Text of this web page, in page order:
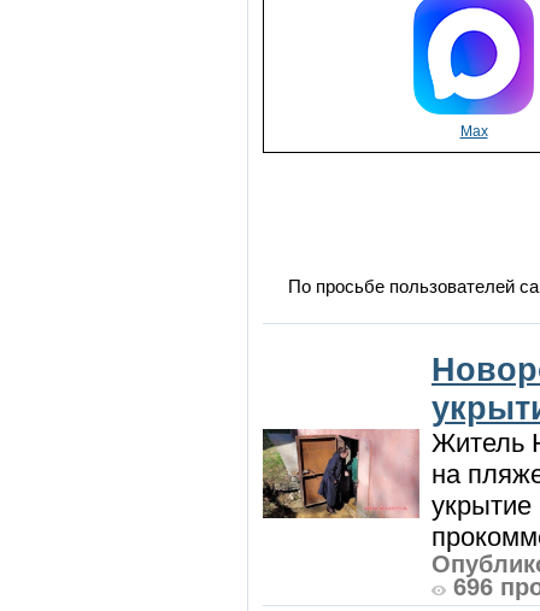
Max
По просьбе пользователей
Житель
на
696